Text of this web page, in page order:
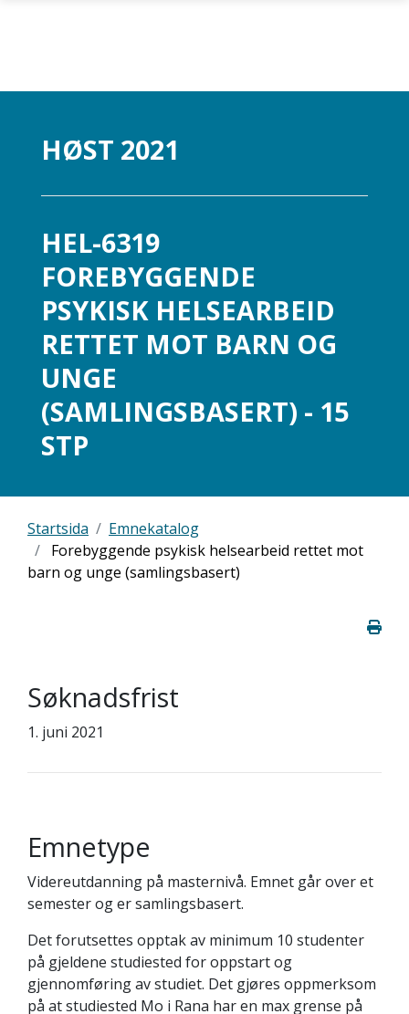
HØST 2021
HEL-6319
FOREBYGGENDE
PSYKISK HELSEARBEID
RETTET MOT BARN OG
UNGE
(SAMLINGSBASERT) - 15
STP
Startsida
Emnekatalog
Forebyggende psykisk helsearbeid rettet mot
barn og unge (samlingsbasert)
Søknadsfrist
1. juni 2021
Emnetype
Videreutdanning på masternivå. Emnet går over et
semester og er samlingsbasert.
Det forutsettes opptak av minimum 10 studenter
på gjeldene studiested for oppstart og
gjennomføring av studiet. Det gjøres oppmerksom
på at studiested Mo i Rana har en max grense på